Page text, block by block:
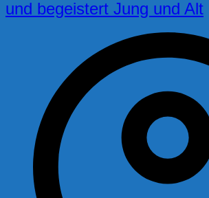
und begeistert Jung und Alt